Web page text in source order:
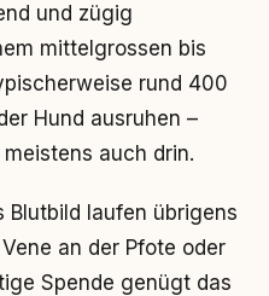
und zügig
mittelgrossen bis
rund 400
Hund ausruhen –
meistens auch drin.
Blutbild laufen übrigens
an der Pfote oder
Spende genügt das